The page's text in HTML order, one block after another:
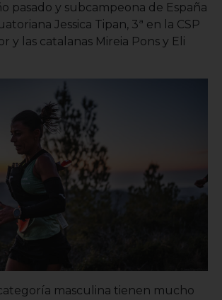
pasado y subcampeona de España
Jessica Tipan, 3ª en la CSP
y las catalanas Mireia Pons y Eli
masculina tienen mucho